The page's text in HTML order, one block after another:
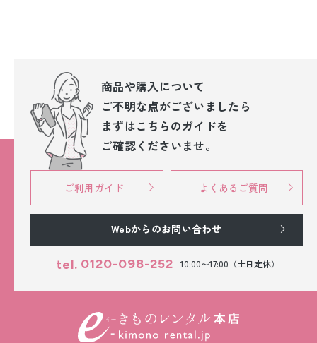
商品や購入について
ご不明な点がございましたら
まずはこちらのガイドを
ご確認くださいませ。
ご利用ガイド よくあるご質問
Webからのお問い合わせ
tel. 0120-098-252 10:00〜17:00（土日定休）